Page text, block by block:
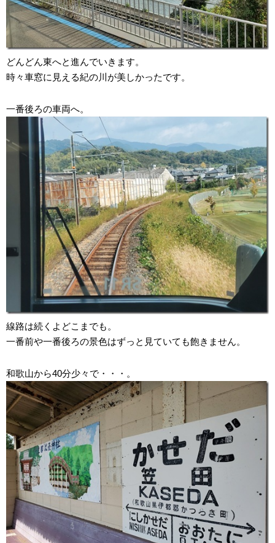
どんどん東へと進んでいきます。
時々車窓に見える紀の川が美しかったです。
一番後ろの車両へ。
線路は続くよどこまでも。
一番前や一番後ろの景色はずっと見ていても飽きません。
和歌山から40分少々で・・・。